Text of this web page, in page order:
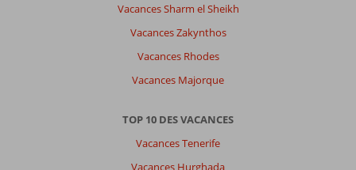
Vacances Sharm el Sheikh
Vacances Zakynthos
Vacances Rhodes
Vacances Majorque
TOP 10 DES VACANCES
Vacances Tenerife
Vacances Hurghada